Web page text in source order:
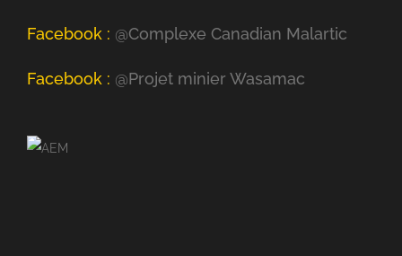
Facebook : @Complexe Canadian Malartic
Facebook : @Projet minier Wasamac